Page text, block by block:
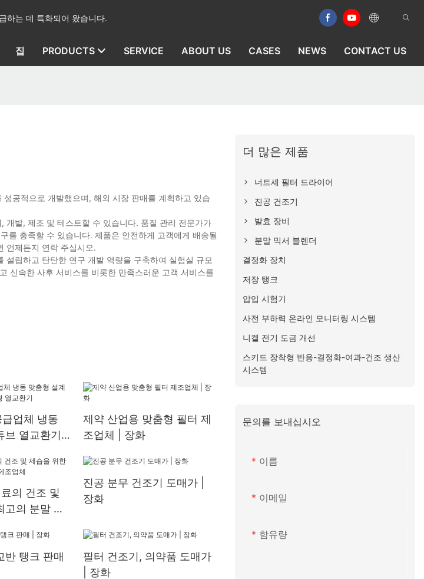
하는 데 특화되어 왔습니다.
집 PRODUCTS SERVICE ABOUT US CASES NEWS CONTACT US
공적으로 개발했으며, 해외 시장 판매를 계획하고 있습
개발, 제조 및 테스트할 수 있습니다. 품질 관리 전문가가
를 충족할 수 있습니다. 제품은 안전하게 고객에게 배송될
언제든지 연락 주십시오.
립하고 탄탄한 연구 개발 역량을 구축하여 실험실 규모
신속한 사후 서비스를 비롯한 만족스러운 고객 서비스를
업체 냉동
브 열교환기
제약 산업용 맞춤형 필터 제
조업체 | 장화
의 건조 및
고의 분말 혼
진공 분무 건조기 도매가 |
장화
반 탱크 판매
필터 건조기, 의약품 도매가
| 장화
더 많은 제품
너트셰 필터 드라이어
진공 건조기
발효 장비
분말 믹서 블렌더
결정화 장치
저장 탱크
압입 시험기
사전 부하력 온라인 모니터링 시스템
니켈 전기 도금 개선
스키드 장착형 반응-결정화-여과-건조 생산
시스템
문의를 보내십시오
이름
이메일
함유량